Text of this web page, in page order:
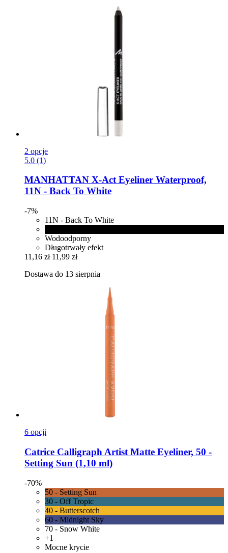
2 opcje
5.0 (1)
MANHATTAN X-​Act Eyeliner Waterproof,
11N -​ Back To White
-7%
11N - Back To White
Wodoodporny
Długotrwały efekt
11,16 zł 11,99 zł
Dostawa do 13 sierpnia
6 opcji
Catrice Calligraph Artist Matte Eyeliner, 50 -​
Setting Sun (1,10 ml)
-70%
50 - Setting Sun
30 - Off Tropic
40 - Butterscotch
60 - Midnight Sky
70 - Snow White
+1
Mocne krycie